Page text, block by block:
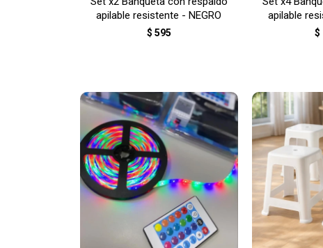
apilable resistente - NEGRO
$ 595
apilable
$